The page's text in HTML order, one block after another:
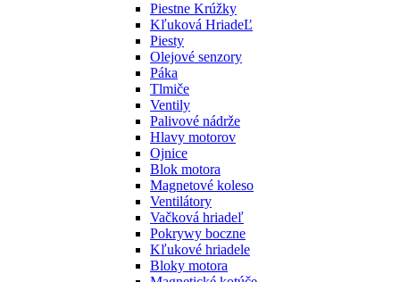
Piestne Krúžky
Kľuková HriadeĽ
Piesty
Olejové senzory
Páka
Tlmiče
Ventily
Palivové nádrže
Hlavy motorov
Ojnice
Blok motora
Magnetové koleso
Ventilátory
Vačková hriadeľ
Pokrywy boczne
Kľukové hriadele
Bloky motora